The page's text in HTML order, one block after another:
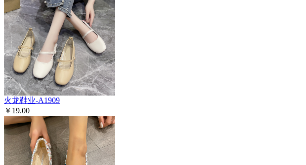
火龙鞋业-A1909
￥19.00